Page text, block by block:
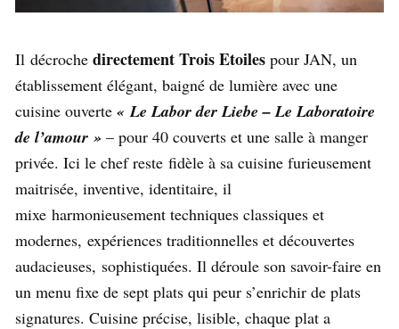
Il décroche directement Trois Etoiles pour JAN, un
établissement élégant, baigné de lumière avec une
cuisine ouverte « Le Labor der Liebe – Le Laboratoire
de l’amour » – pour 40 couverts et une salle à manger
privée. Ici le chef reste fidèle à sa cuisine furieusement
maitrisée, inventive, identitaire, il
mixe harmonieusement techniques classiques et
modernes, expériences traditionnelles et découvertes
audacieuses, sophistiquées. Il déroule son savoir-faire en
un menu fixe de sept plats qui peur s’enrichir de plats
signatures. Cuisine précise, lisible, chaque plat a